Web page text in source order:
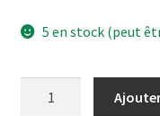
5 en stock (peut